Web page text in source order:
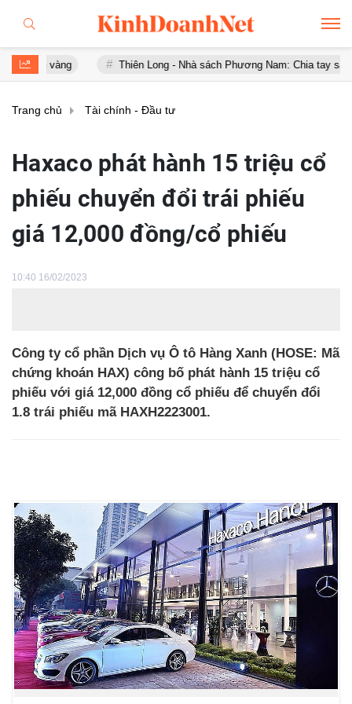
Thiên Long - Nhà sách Phương Nam: Chia tay sau chưa đầy
Trang chủ Tài chính - Đầu tư
Haxaco phát hành 15 triệu cổ
phiếu chuyển đổi trái phiếu
giá 12,000 đồng/cổ phiếu
10:40 16/02/2023
Công ty cổ phần Dịch vụ Ô tô Hàng Xanh (HOSE: Mã
chứng khoán HAX) công bố phát hành 15 triệu cổ
phiếu với giá 12,000 đồng cổ phiếu để chuyển đổi
1.8 trái phiếu mã HAXH2223001.